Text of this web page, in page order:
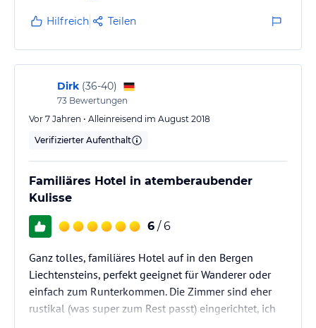
Hilfreich Teilen
Dirk (36-40)
73 Bewertungen
Vor 7 Jahren • Alleinreisend im August 2018
Verifizierter Aufenthalt
Familiäres Hotel in atemberaubender
Kulisse
6 / 6
Ganz tolles, familiäres Hotel auf in den Bergen
Liechtensteins, perfekt geeignet für Wanderer oder
einfach zum Runterkommen. Die Zimmer sind eher
rustikal (was super zum Rest passt) eingerichtet, ich